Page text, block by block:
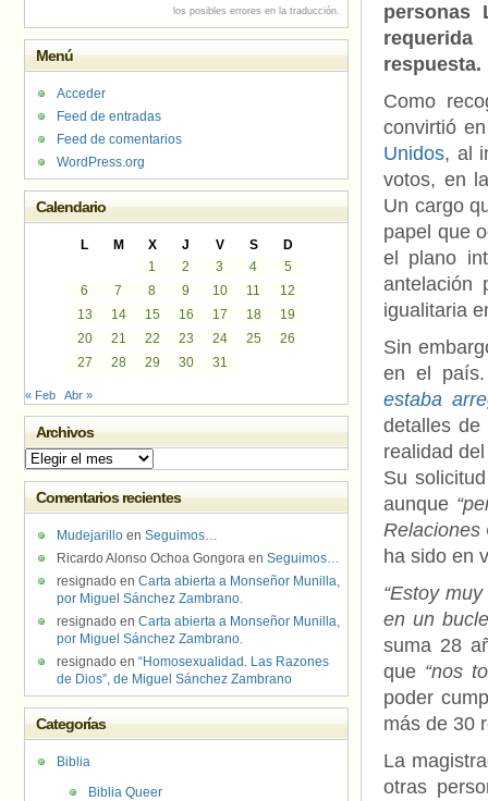
personas
respuesta.
Como
convirtió
Unidos, al
votos, en
Un cargo
papel que
el plano
antelación
igualitaria
Sin
en el
estaba
detalles de
realidad
Su
aunque
Relaciones
ha sido en
“Estoy
en un
suma 28
que “nos
poder
más de 30
La
otras
los posibles errores en la traducción.
Menú
Acceder
Feed de entradas
Feed de comentarios
WordPress.org
Calendario
L M X J V S
D
1
2 3 4
5
6
7 8 9 10 11
12
13
14 15 16 17 18
19
20
21 22 23 24 25
26
27
28 29 30 31
« Feb Abr »
Archivos
Archivos
Comentarios recientes
Mudejarillo en Seguimos…
Ricardo Alonso Ochoa Gongora en Seguimos…
resignado en Carta abierta a Monseñor Munilla,
por Miguel Sánchez Zambrano.
resignado en Carta abierta a Monseñor Munilla,
por Miguel Sánchez Zambrano.
resignado en “Homosexualidad. Las Razones
de Dios”, de Miguel Sánchez Zambrano
Categorías
Biblia
Biblia Queer